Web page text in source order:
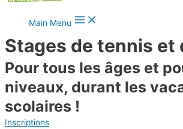
Main Menu
Stages de tennis et
Pour tous les âges et
niveaux, durant les
scolaires !
Inscriptions